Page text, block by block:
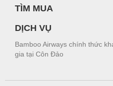
TÌM MUA
DỊCH VỤ
Bamboo Airways chính thức
gia tại Côn Đảo